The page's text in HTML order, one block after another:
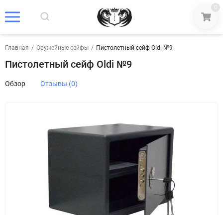
0
Главная / Оружейные сейфы / Пистолетный сейф Oldi №9
Пистолетный сейф Oldi №9
Обзор Отзывы (0)